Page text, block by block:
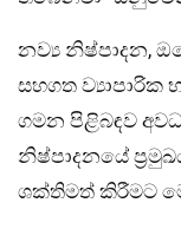
නව්‍ය නිෂ්පාදන,
සහගත ව්‍යාපාරික
ගමන පිළිබඳව
නිෂ්පාදනයේ
ශක්තිමත් කිරීමට